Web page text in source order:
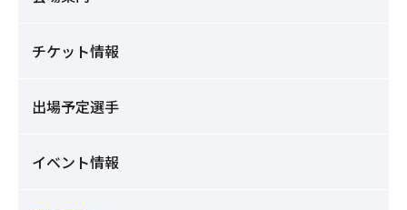
チケット情報
出場予定選手
イベント情報